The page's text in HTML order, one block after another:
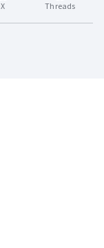
X Threads